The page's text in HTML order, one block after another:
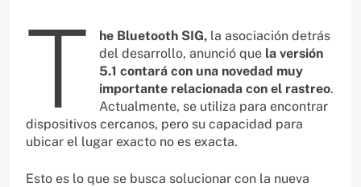
T he Bluetooth SIG, la asociación detrás
del desarrollo, anunció que la versión
5.1 contará con una novedad muy
importante relacionada con el rastreo.
Actualmente, se utiliza para encontrar
dispositivos cercanos, pero su capacidad para
ubicar el lugar exacto no es exacta.
Esto es lo que se busca solucionar con la nueva